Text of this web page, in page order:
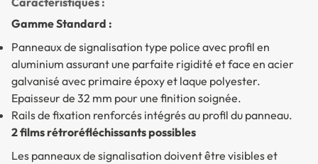
Gamme Standard :
Panneaux de signalisation type police avec profil en
aluminium assurant une parfaite rigidité et face en acier
galvanisé avec primaire époxy et laque polyester.
Epaisseur de 32 mm pour une finition soignée.
Rails de fixation renforcés intégrés au profil du panneau.
2 films rétroréfléchissants possibles
Les panneaux de signalisation doivent être visibles et